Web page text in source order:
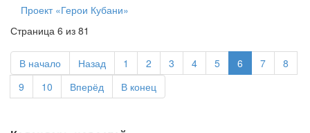
Проект «Герои Кубани»
Страница 6 из 81
В начало Назад 1 2 3 4 5 6 7
8
9
10 Вперёд В конец